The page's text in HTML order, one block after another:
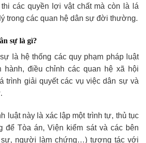
thi các quyền lợi vật chất mà còn là lá
trong các quan hệ dân sự đời thường.
sự là gì?
là hệ thống các quy phạm pháp luật
điều chỉnh các quan hệ xã hội
trình giải quyết các vụ việc dân sự và
luật này là xác lập một trình tự, thủ tục
để Tòa án, Viện kiểm sát và các bên
sự, người làm chứng…) tương tác với